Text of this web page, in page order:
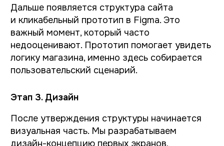
©2026 Индиго Амиго. Все права защищены.
Согласие на обработку персональных данных
Политика использования Cookies
Пользовательское соглашение
Политика конфиденциальности